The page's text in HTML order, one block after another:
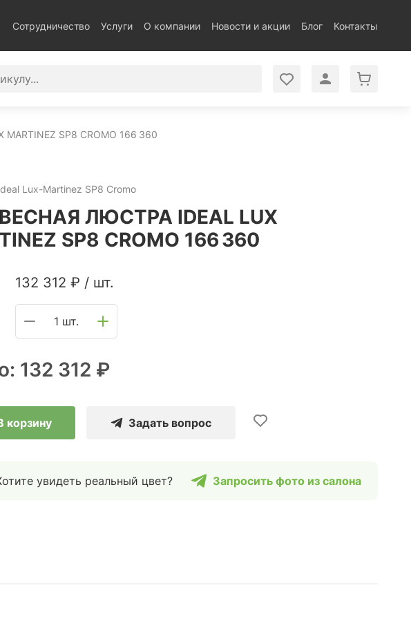
Сотрудничество Услуги О компании Новости и акции Блог Контакты
SP8 CROMO 166 360
Lux-Martinez SP8 Cromo
ЛЮСТРА IDEAL LUX
SP8 CROMO 166 360
132 312 ₽ / шт.
1 шт.
132 312 ₽
корзину Задать вопрос
увидеть реальный цвет? Запросить фото из салона